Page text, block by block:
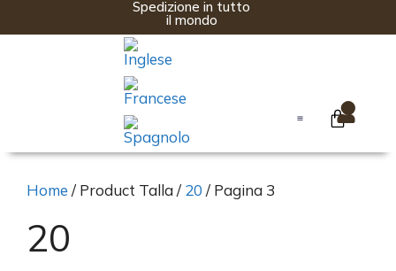
Spedizione in tutto
il mondo
Home / Product Talla / 20 / Pagina 3
20